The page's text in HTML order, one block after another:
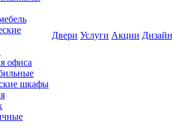
офиса
шкафы
Двери Услуги Акции